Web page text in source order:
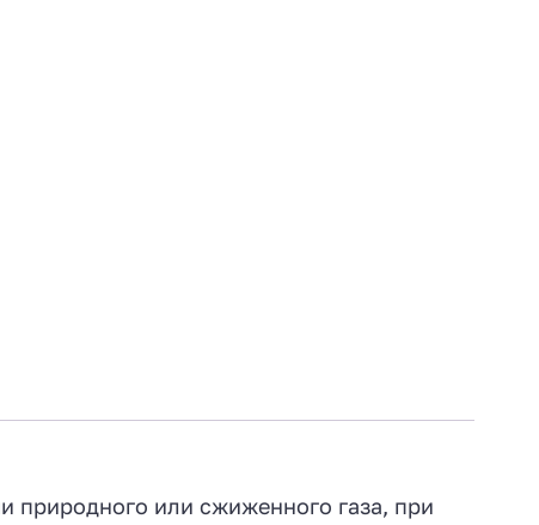
природного или сжиженного газа, при